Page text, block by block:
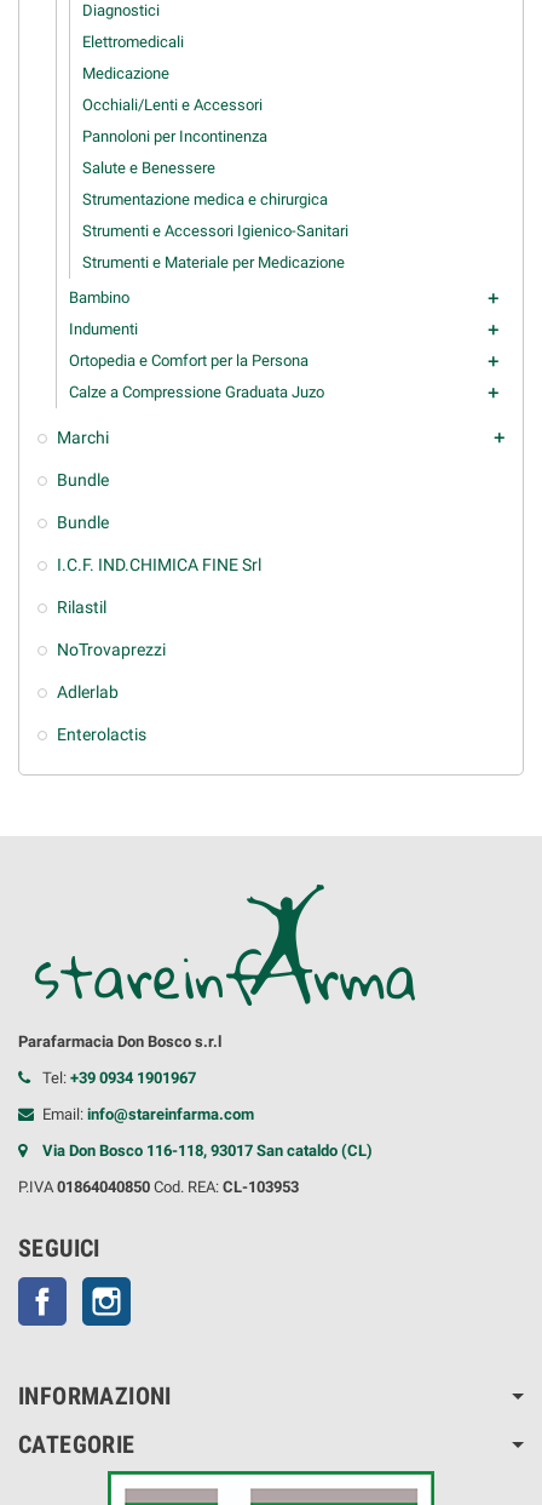
Diagnostici
Elettromedicali
Medicazione
Occhiali/Lenti e Accessori
Pannoloni per Incontinenza
Salute e Benessere
Strumentazione medica e chirurgica
Strumenti e Accessori Igienico-Sanitari
Strumenti e Materiale per Medicazione
Bambino
add
Indumenti add
Ortopedia e Comfort per la Persona add
Calze a Compressione Graduata Juzo add
Marchi add
Bundle
Bundle
I.C.F. IND.CHIMICA FINE Srl
Rilastil
NoTrovaprezzi
Adlerlab
Enterolactis
Parafarmacia Don Bosco s.r.l
Tel: +39 0934 1901967
Email: info@stareinfarma.com
Via Don Bosco 116-118, 93017 San cataldo (CL)
P.IVA 01864040850 Cod. REA: CL-103953
SEGUICI
Facebook
INFORMAZIONI
CATEGORIE